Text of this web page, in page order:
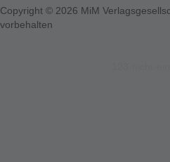
Copyright © 2026 MiM
vorbehalten